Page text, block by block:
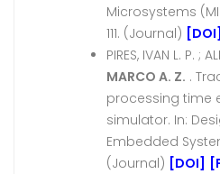
Microsystems
111. (Journal) [DOI]
PIRES, IVAN L. P. ;
MARCO A. Z. .
processing time
simulator. In:
Embedded
(Journal) [DOI]